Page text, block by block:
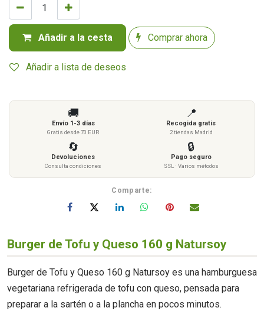
Añadir a la cesta Comprar ahora
Añadir a lista de deseos
🚚
Envío 1-3 días
Gratis desde 70 EUR
📍
Recogida gratis
2 tiendas Madrid
🔄
Devoluciones
Consulta condiciones
🔒
Pago seguro
SSL · Varios métodos
Comparte:
Burger de Tofu y Queso 160 g Natursoy
Burger de Tofu y Queso 160 g Natursoy es una hamburguesa
vegetariana refrigerada de tofu con queso, pensada para
preparar a la sartén o a la plancha en pocos minutos.